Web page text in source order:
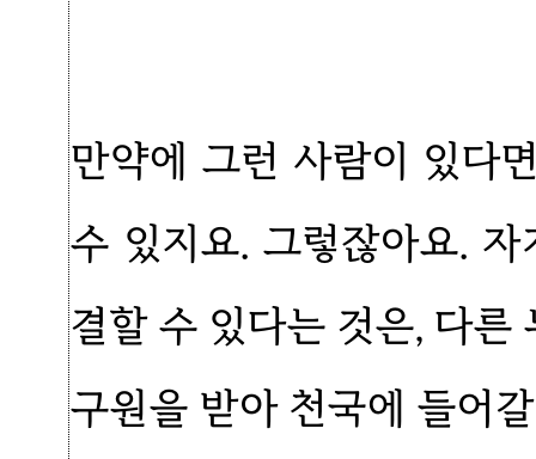
만약에 그런 사람이 있다
수 있지요. 그렇잖아요.
결할 수 있다는 것은, 다른
구원을 받아 천국에 들어